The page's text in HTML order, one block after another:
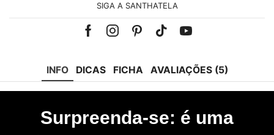
SIGA A SANTHATELA
FacebookInstagramPinterest
Tik-Youtube
INFO DICAS FICHA AVALIAÇÕES (5)
Surpreenda-se: é uma